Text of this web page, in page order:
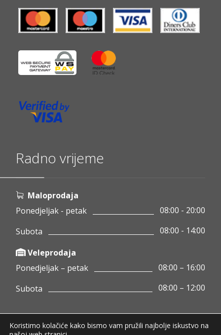
Radno vrijeme
Maloprodaja
Ponedjeljak - petak
08:00 - 20:00
Subota
08:00 - 14:00
Veleprodaja
Ponedjeljak – petak
08:00 – 16:00
Subota
08:00 – 12:00
Koristimo kolačiće kako bismo vam pružili najbolje iskustvo na